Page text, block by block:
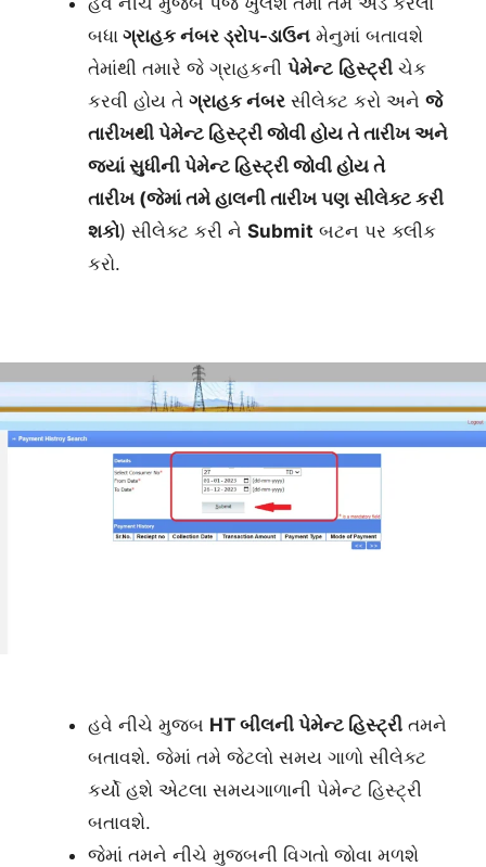
બધા ગ્રાહક નંબર ડ્રોપ-ડાઉન મેનુમાં બતાવશે
તેમાંથી તમારે જે ગ્રાહકની પેમેન્ટ હિસ્ટ્રી ચેક
કરવી હોય તે ગ્રાહક નંબર સીલેક્ટ કરો અને જે
તારીખથી પેમેન્ટ હિસ્ટ્રી જોવી હોય તે તારીખ અને
જ્યાં સુધીની પેમેન્ટ હિસ્ટ્રી જોવી હોય તે
તારીખ (જેમાં તમે હાલની તારીખ પણ સીલેક્ટ કરી
શકો) સીલેક્ટ કરી ને Submit બટન પર ક્લીક
કરો.
હવે નીચે મુજબ HT બીલની પેમેન્ટ હિસ્ટ્રી તમને
બતાવશે. જેમાં તમે જેટલો સમય ગાળો સીલેક્ટ
કર્યો હશે એટલા સમયગાળાની પેમેન્ટ હિસ્ટ્રી
બતાવશે.
જેમાં તમને નીચે મુજબની વિગતો જોવા મળશે